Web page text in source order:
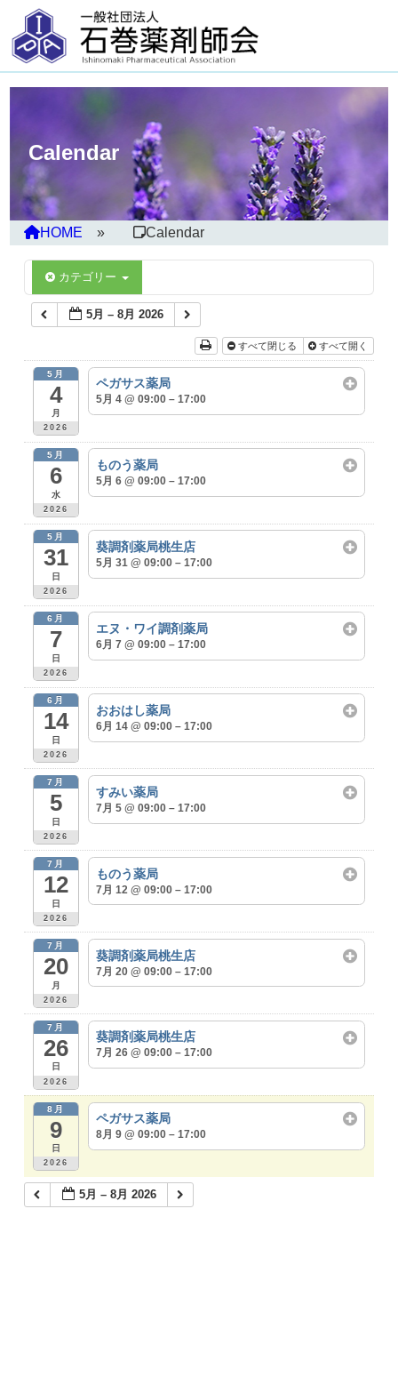
Calendar
HOME Calendar
カテゴリー
5月 – 8月 2026
すべて閉じる すべて開く
5月
4
月
2026
ペガサス薬局
5月 4 @ 09:00 – 17:00
5月
6
水
2026
ものう薬局
5月 6 @ 09:00 – 17:00
5月
31
日
2026
葵調剤薬局桃生店
5月 31 @ 09:00 – 17:00
6月
7
日
2026
エヌ・ワイ調剤薬局
6月 7 @ 09:00 – 17:00
6月
14
日
2026
おおはし薬局
6月 14 @ 09:00 – 17:00
7月
5
日
2026
すみい薬局
7月 5 @ 09:00 – 17:00
7月
12
日
2026
ものう薬局
7月 12 @ 09:00 – 17:00
7月
20
月
2026
葵調剤薬局桃生店
7月 20 @ 09:00 – 17:00
7月
26
日
2026
葵調剤薬局桃生店
7月 26 @ 09:00 – 17:00
8月
9
日
2026
ペガサス薬局
8月 9 @ 09:00 – 17:00
5月 – 8月 2026